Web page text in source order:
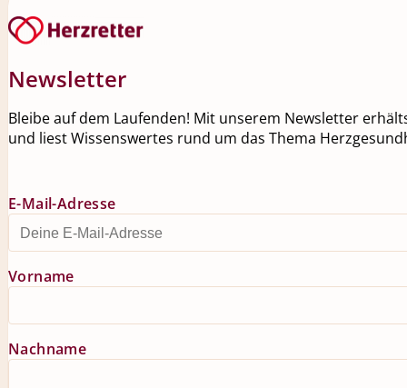
Newsletter
Bleibe auf dem Laufenden! Mit unserem Newsletter
und liest Wissenswertes rund um das Thema
E-Mail-Adresse
Vorname
Nachname